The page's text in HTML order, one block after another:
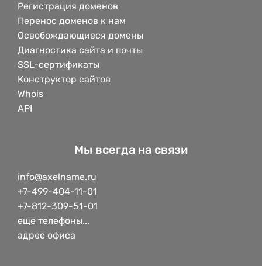
Регистрация доменов
Перенос доменов к нам
Освобождающиеся домены
Диагностика сайта и почты
SSL-сертификаты
Конструктор сайтов
Whois
API
Мы всегда на связи
info@axelname.ru
+7-499-404-11-01
+7-812-309-51-01
еще телефоны...
адрес офиса